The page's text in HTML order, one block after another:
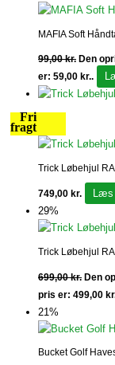
MAFIA Soft
99,00kr. Den
er: 59,00 kr..
Fri
fragt
Trick Løbehjul
749,00 kr.
29%
Trick Løbehjul
699,00kr. Den
pris er: 499,00
21%
Bucket Golf